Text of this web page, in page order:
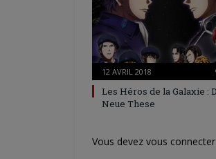
12 AVRIL 2018
Les Héros de la Galaxie :
Neue These
Vous devez vous connecter